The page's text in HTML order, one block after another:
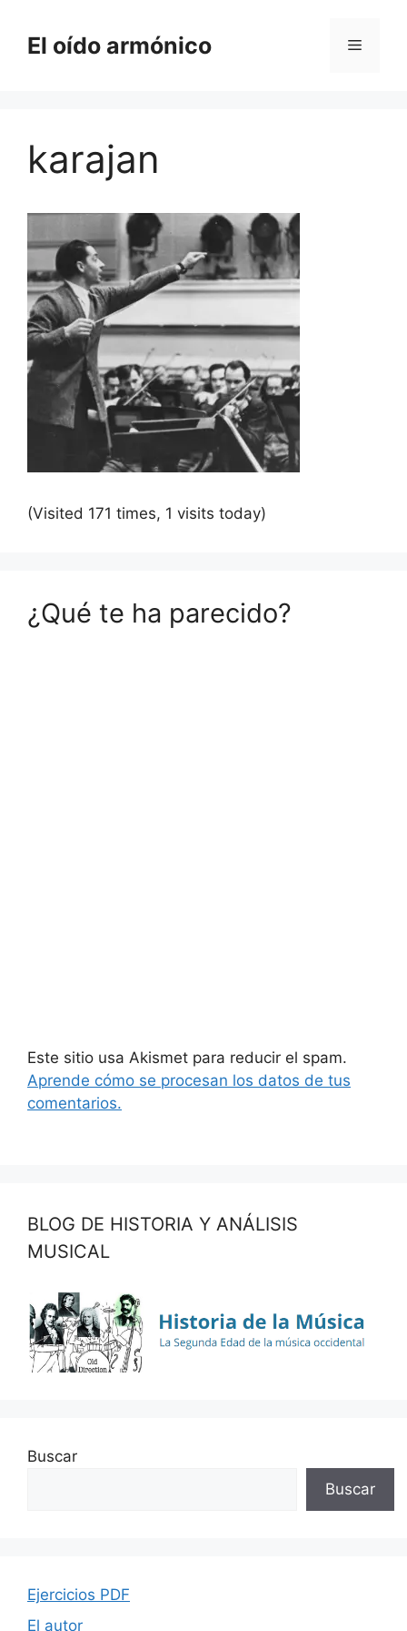
contenido
El oído armónico Menú
karajan
(Visited 171 times, 1 visits today)
¿Qué te ha parecido?
Este sitio usa Akismet para reducir el spam.
Aprende cómo se procesan los datos de tus
comentarios.
BLOG DE HISTORIA Y ANÁLISIS
MUSICAL
Buscar
Buscar
Ejercicios PDF
El autor